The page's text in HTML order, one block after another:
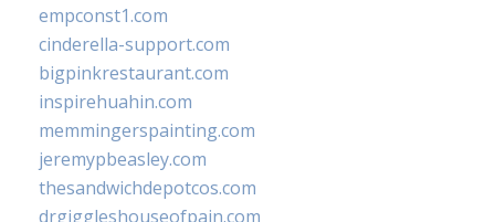
empconst1.com
cinderella-support.com
bigpinkrestaurant.com
inspirehuahin.com
memmingerspainting.com
jeremypbeasley.com
thesandwichdepotcos.com
drgiggleshouseofpain.com